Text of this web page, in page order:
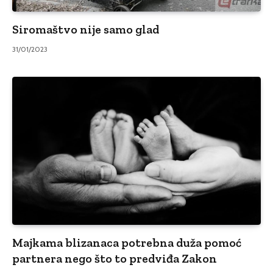
Siromaštvo nije samo glad
31/01/2023
Majkama blizanaca potrebna duža pomoć
partnera nego što to predviđa Zakon